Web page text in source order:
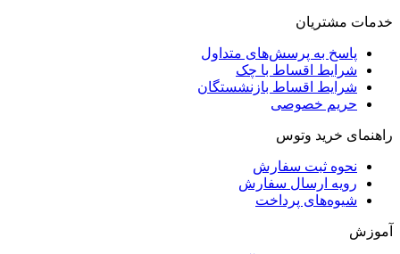
خدمات مشتریان
پاسخ به پرسش‌های متداول
شرایط اقساط با چک
شرایط اقساط بازنشستگان
حریم خصوصی
راهنمای خرید وتوس
نحوه ثبت سفارش
رویه ارسال سفارش
شیوه‌های پرداخت
آموزش